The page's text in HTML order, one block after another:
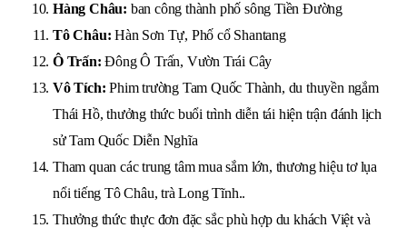
Hàng Châu: ban công thành phố sông Tiền Đường
Tô Châu: Hàn Sơn Tự, Phố cổ Shantang
Ô Trấn: Đông Ô Trấn, Vườn Trái Cây
Vô Tích: Phim trường Tam Quốc Thành, du thuyền ngắm
Thái Hồ, thưởng thức buổi trình diễn tái hiện trận đánh lịch
sử Tam Quốc Diễn Nghĩa
Tham quan các trung tâm mua sắm lớn, thương hiệu tơ lụa
nổi tiếng Tô Châu, trà Long Tĩnh..
Thưởng thức thực đơn đặc sắc phù hợp du khách Việt và